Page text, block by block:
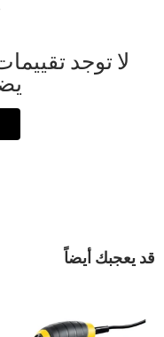
لا توجد
قد يعجبك أيضاً